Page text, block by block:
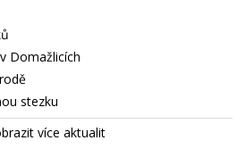
Domažlicích
stezku
více aktualit